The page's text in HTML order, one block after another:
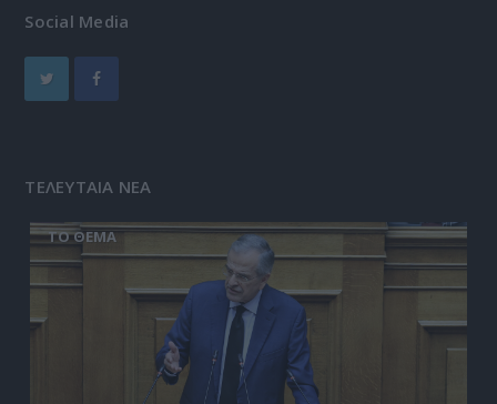
Social Media
ΤΕΛΕΥΤΑΙΑ ΝΕΑ
ΤΟ ΘΕΜΑ